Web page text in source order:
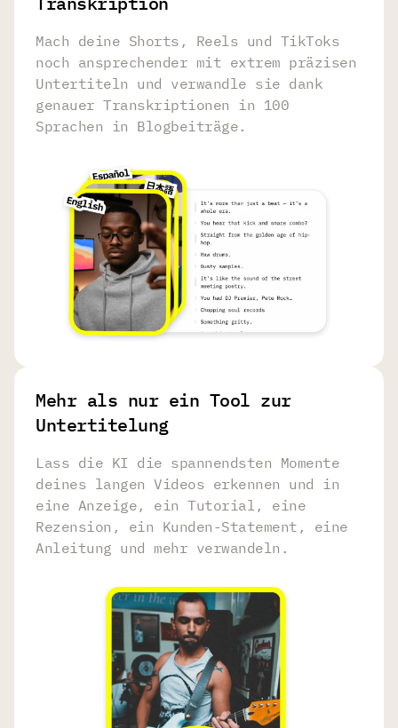
Mach deine Shorts, Reels und TikToks
noch ansprechender mit extrem präzisen
Untertiteln und verwandle sie dank
genauer Transkriptionen in 100
Sprachen in Blogbeiträge.
Mehr als nur ein Tool zur
Untertitelung
Lass die KI die spannendsten Momente
deines langen Videos erkennen und in
eine Anzeige, ein Tutorial, eine
Rezension, ein Kunden-Statement, eine
Anleitung und mehr verwandeln.